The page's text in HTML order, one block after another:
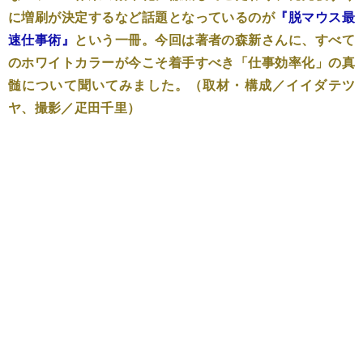
に増刷が決定するなど話題となっているのが『脱マウス最
速仕事術』 という一冊。今回は著者の森新さんに、すべて
のホワイトカラーが今こそ着手すべき「仕事効率化」の真
髄について聞いてみました。（取材・構成／イイダテツ
ヤ、撮影／疋田千里）